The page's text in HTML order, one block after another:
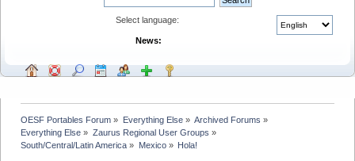
Select language:
News:
OESF Portables Forum » Everything Else» Archived Forums »
Everything Else » Zaurus Regional User Groups »
South/Central/Latin America » Mexico» Hola!